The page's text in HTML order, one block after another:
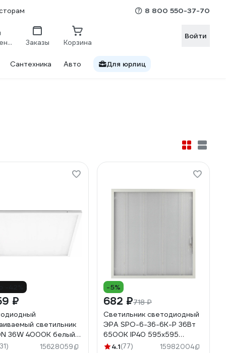
8 800 550-37-70
Сравнение Заказы Корзина
Войти
Сантехника Авто Для юрлиц
₽
светильник
36W 4000K белый
21084
15628059
-5%
682 ₽718 ₽
Светильник светодиодный
ЭРА SPO-6-36-6K-P 36Вт
6500К IP40 595x595
призма Б0039056
4.1(77) 15982004